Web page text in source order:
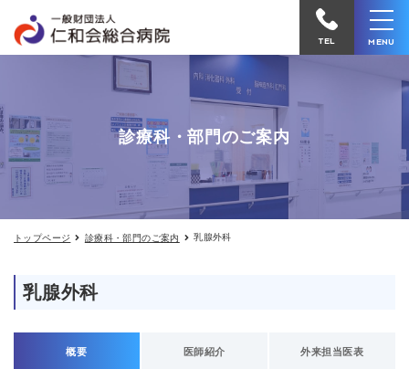
科
合
病
電
る
TEL MENU
診療科・部門のご案内
トップページ 診療科・部門のご案内 乳腺外科
乳腺外科
概要 医師紹介 外来担当医表